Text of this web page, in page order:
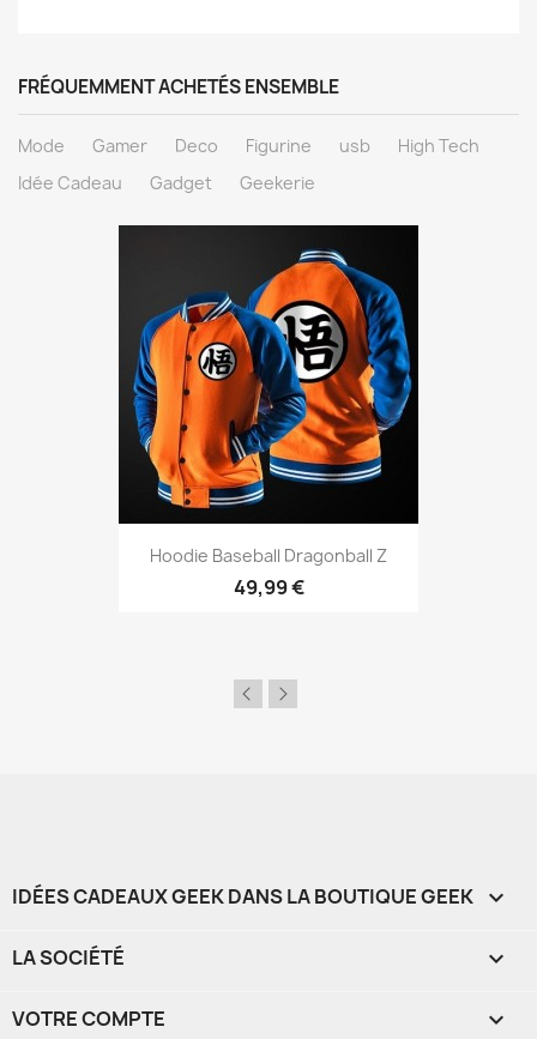
FRÉQUEMMENT ACHETÉS ENSEMBLE
Mode Gamer Deco Figurine usb
High Tech
Idée Cadeau
Gadget Geekerie
Aperçu rapide
Hoodie Baseball Dragonball Z
49,99 €
IDÉES CADEAUX GEEK DANS LA BOUTIQUE GEEK 
LA SOCIÉTÉ 
VOTRE COMPTE 